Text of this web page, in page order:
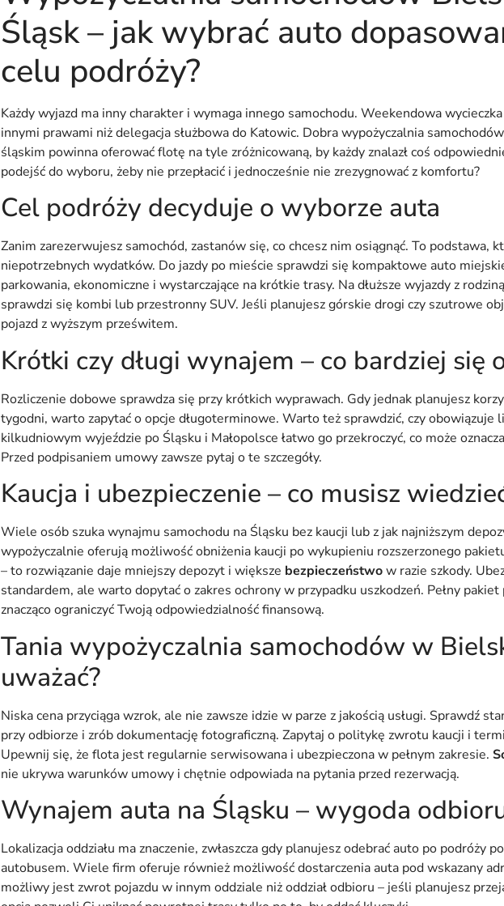
Śląsk – jak wybrać auto
celu podróży?
Każdy wyjazd ma inny charakter i wymaga innego samochodu. Weekendowa
innymi prawami niż delegacja służbowa do Katowic. Dobra wypożyczalnia
śląskim powinna oferować flotę na tyle zróżnicowaną, by każdy znalazł coś
podejść do wyboru, żeby nie przepłacić i jednocześnie nie zrezygnować z komfortu?
Cel podróży decyduje o wyborze auta
Zanim zarezerwujesz samochód, zastanów się, co chcesz nim osiągnąć. To podstawa,
niepotrzebnych wydatków. Do jazdy po mieście sprawdzi się kompaktowe auto
parkowania, ekonomiczne i wystarczające na krótkie trasy. Na dłuższe wyjazdy z
sprawdzi się kombi lub przestronny SUV. Jeśli planujesz górskie drogi czy szutrowe
pojazd z wyższym prześwitem.
Krótki czy długi wynajem – co bardziej się
Rozliczenie dobowe sprawdza się przy krótkich wyprawach. Gdy jednak planujesz
tygodni, warto zapytać o opcje długoterminowe. Warto też sprawdzić, czy
kilkudniowym wyjeździe po Śląsku i Małopolsce łatwo go przekroczyć, co może
Przed podpisaniem umowy zawsze pytaj o te szczegóły.
Kaucja i ubezpieczenie – co musisz
Wiele osób szuka wynajmu samochodu na Śląsku bez kaucji lub z jak najniższym
wypożyczalnie oferują możliwość obniżenia kaucji po wykupieniu rozszerzonego
– to rozwiązanie daje mniejszy depozyt i większe bezpieczeństwow razie szkody.
standardem, ale warto dopytać o zakres ochrony w przypadku uszkodzeń. Pełny
znacząco ograniczyć Twoją odpowiedzialność finansową.
Tania wypożyczalnia samochodów w
uważać?
Niska cena przyciąga wzrok, ale nie zawsze idzie w parze z jakością usługi. Sprawdź
przy odbiorze i zrób dokumentację fotograficzną. Zapytaj o politykę zwrotu kaucji i
Upewnij się, że flota jest regularnie serwisowana i ubezpieczona w pełnym zakresie.
nie ukrywa warunków umowy i chętnie odpowiada na pytania przed rezerwacją.
Wynajem auta na Śląsku – wygoda
Lokalizacja oddziału ma znaczenie, zwłaszcza gdy planujesz odebrać auto po podróży
autobusem. Wiele firm oferuje również możliwość dostarczenia auta pod wskazany
możliwy jest zwrot pojazdu w innym oddziale niż oddział odbioru – jeśli planujesz